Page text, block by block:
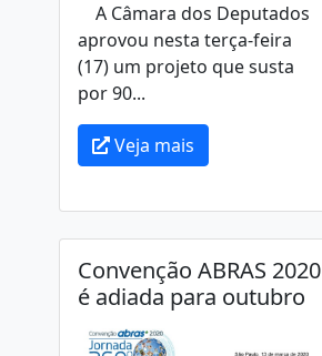
A Câmara dos Deputados
aprovou nesta terça-feira
(17) um projeto que susta
por 90...
Veja mais
Convenção ABRAS 2020
é adiada para outubro